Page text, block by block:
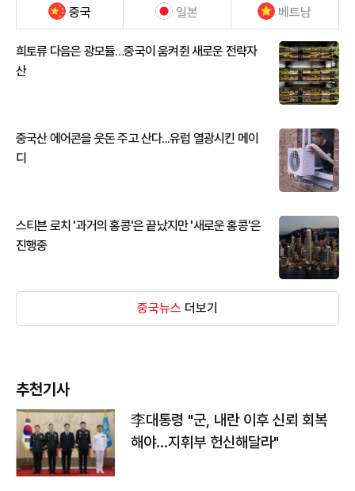
중국 일본 베트남
희토류 다음은 광모듈…중국이 움켜쥔 새로운 전략자
산
중국산 에어콘을 웃돈 주고 산다...유럽 열광시킨 메이
디
스티븐 로치 '과거의 홍콩'은 끝났지만 '새로운 홍콩'은
진행중
중국뉴스 더보기
추천기사
李대통령 "군, 내란 이후 신뢰 회복
해야…지휘부 헌신해달라"